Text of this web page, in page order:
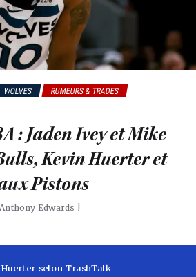
WOLVES
RUMEURS & TRADES
: Jaden Ivey et Mike
Kevin Huerter et
Pistons
Edwards !
selon TrashTalk